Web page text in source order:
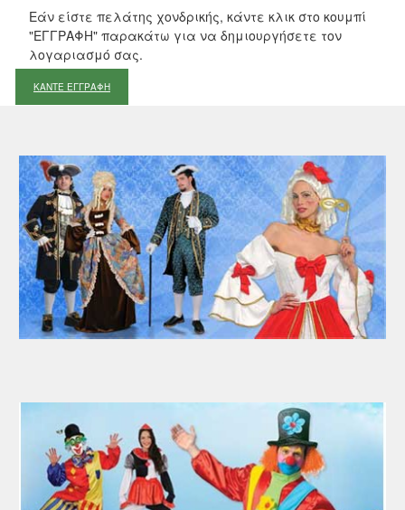
Εάν είστε πελάτης χονδρικής, κάντε κλικ στο κουμπί
"ΕΓΓΡΑΦΗ" παρακάτω για να δημιουργήσετε τον
λογαριασμό σας.
ΚΑΝΤΕ ΕΓΓΡΑΦΗ